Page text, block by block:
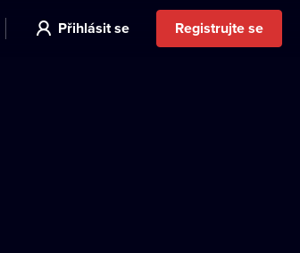
Přihlásit se Registrujte se